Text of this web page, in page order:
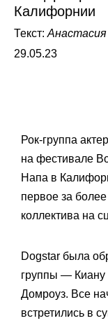
Калифорнии
Текст:Анастасия
29.05.23
Рок-группа
на фестивале
Напа в
первое за
коллектива на
Dogstar была
группы — Киану
Домроуз. Все
встретились в